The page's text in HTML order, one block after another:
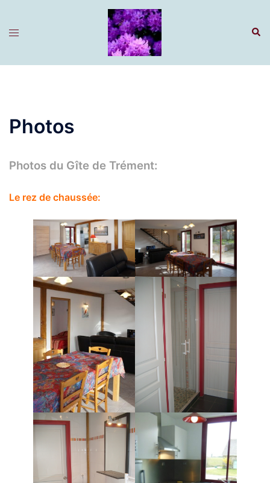
contenu
Ouvrir/fermer
menu
Photos
Photos du Gîte de Trément:
Le rez de chaussée: